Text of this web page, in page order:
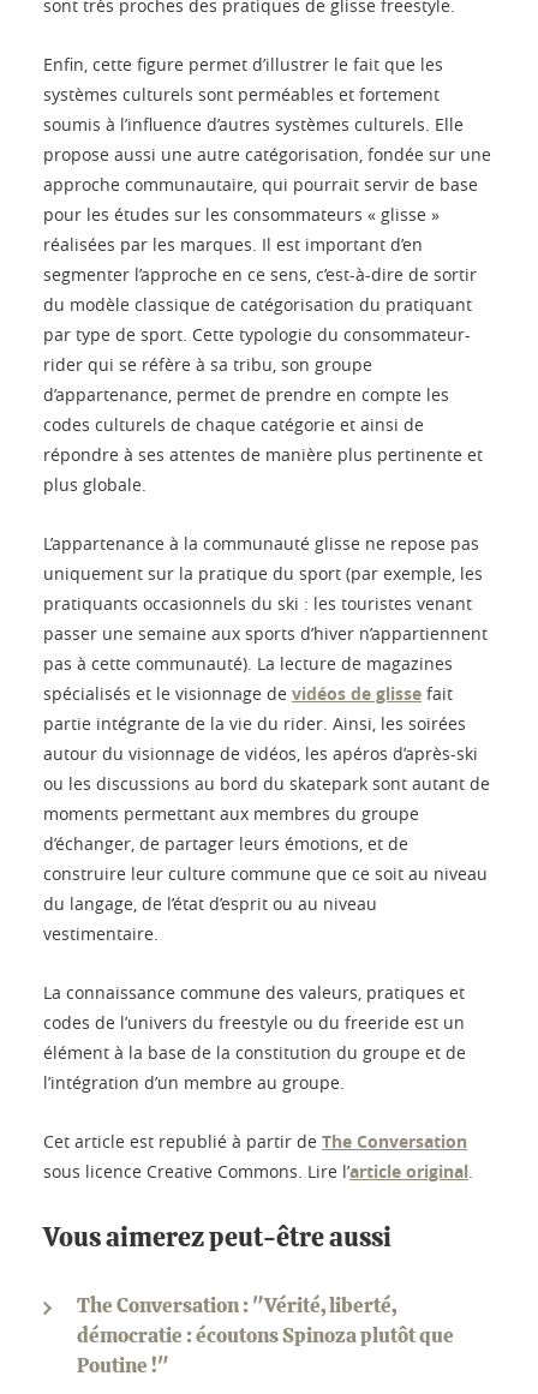
sont très proches des pratiques de glisse freestyle.
Enfin, cette figure permet d’illustrer le fait que les
systèmes culturels sont perméables et fortement
soumis à l’influence d’autres systèmes culturels. Elle
propose aussi une autre catégorisation, fondée sur une
approche communautaire, qui pourrait servir de base
pour les études sur les consommateurs « glisse »
réalisées par les marques. Il est important d’en
segmenter l’approche en ce sens, c’est-à-dire de sortir
du modèle classique de catégorisation du pratiquant
par type de sport. Cette typologie du consommateur-
rider qui se réfère à sa tribu, son groupe
d’appartenance, permet de prendre en compte les
codes culturels de chaque catégorie et ainsi de
répondre à ses attentes de manière plus pertinente et
plus globale.
L’appartenance à la communauté glisse ne repose pas
uniquement sur la pratique du sport (par exemple, les
pratiquants occasionnels du ski : les touristes venant
passer une semaine aux sports d’hiver n’appartiennent
pas à cette communauté). La lecture de magazines
spécialisés et le visionnage de vidéos de glisse fait
partie intégrante de la vie du rider. Ainsi, les soirées
autour du visionnage de vidéos, les apéros d’après-ski
ou les discussions au bord du skatepark sont autant de
moments permettant aux membres du groupe
d’échanger, de partager leurs émotions, et de
construire leur culture commune que ce soit au niveau
du langage, de l’état d’esprit ou au niveau
vestimentaire.
La connaissance commune des valeurs, pratiques et
codes de l’univers du freestyle ou du freeride est un
élément à la base de la constitution du groupe et de
l’intégration d’un membre au groupe.
Cet article est republié à partir de The Conversation
sous licence Creative Commons. Lire l’article original.
Vous aimerez peut-être aussi
The Conversation : "Vérité, liberté,
démocratie : écoutons Spinoza plutôt que
Poutine !"